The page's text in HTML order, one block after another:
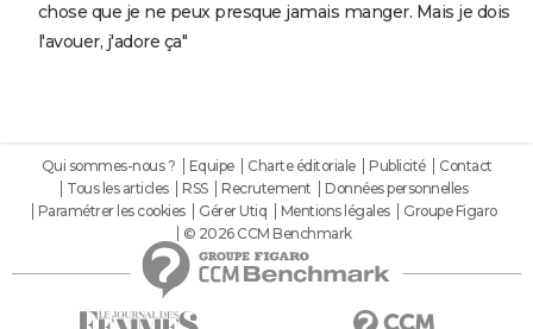
chose que je ne peux presque jamais manger. Mais je dois
l'avouer, j'adore ça"
Qui sommes-nous ? Equipe Charte éditoriale Publicité
Contact
Tous les articles
RSS Recrutement
Données personnelles
Paramétrer les cookies
Gérer Utiq Mentions légales
Groupe Figaro
© 2026 CCM Benchmark